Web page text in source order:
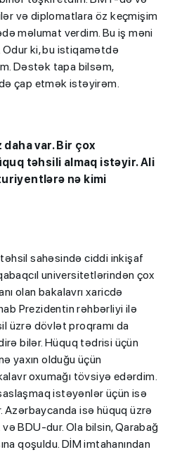
və diplomatlara öz keçmişim
məlumat verdim. Bu iş məni
ki, bu istiqamətdə
Dəstək tapa bilsəm,
çap etmək istəyirəm.
daha var. Bir çox
təhsili almaq istəyir. Ali
nə kimi
sahəsində ciddi inkişaf
universitetlərindən çox
olan bakalavrı xaricdə
Prezidentin rəhbərliyi ilə
üzrə dövlət proqramı da
bilər. Hüquq tədrisi üçün
yaxın olduğu üçün
oxumağı tövsiyə edərdim.
istəyənlər üçün isə
Azərbaycanda isə hüquq üzrə
BDU-dur. Ola bilsin, Qarabağ
qoşuldu. DİM imtahanından